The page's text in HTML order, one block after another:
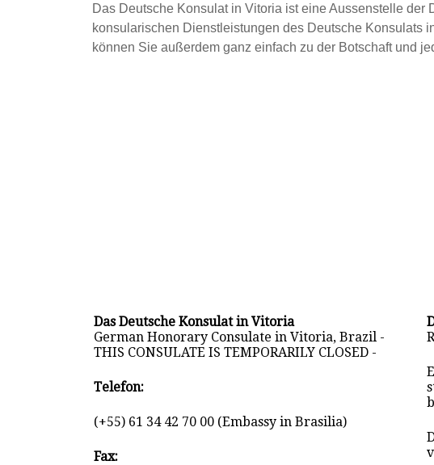
Das Deutsche Konsulat in Vitoria ist eine Aussenstelle
konsularischen Dienstleistungen des Deutsche Konsulats
können Sie außerdem ganz einfach zu der Botschaft und
Das Deutsche Konsulat in Vitoria
German Honorary Consulate in Vitoria, Brazil -
THIS CONSULATE IS TEMPORARILY CLOSED -
Telefon:
(+55) 61 34 42 70 00 (Embassy in Brasilia)
Fax: